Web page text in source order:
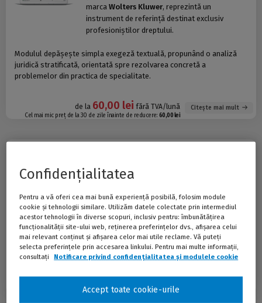
marca Wolters Kluwer, reprezintă un
instrument de referință destinat exclusiv
profesioniștilor dreptului.
Modulul depășește simpla exegeză textuală, propunând o analiză
juridică stratificată, orientată spre rezolvarea concretă a
problemelor din practica de specialitate.
de la 60,00 leifără TVA/lună
Cel mai mic preț de la 30 de zile înainte de reducere: 60,00 lei
Citește mai mult
Instruire certificată pentru conformitatea cu
noul Regulament european privind inteligența
artificială
Pregătește-ți angajații și managerii pentru utilizarea responsabilă a
inteligenței artificiale, reduce riscurile legale și demonstrează
conformitatea cu AI Act.
75,00 lei
Cel mai mic preț de la 30 de zile înainte de reducere: 75,00 lei
Confidențialitatea
Pentru a vă oferi cea mai bună experiență posibilă, folosim module
cookie și tehnologii similare. Utilizăm datele colectate prin intermediul
acestor tehnologii în diverse scopuri, inclusiv pentru: îmbunătățirea
funcționalității site-ului web, reținerea preferințelor dvs., afișarea celui
mai relevant conținut și afișarea celor mai utile reclame. Vă puteți
selecta preferințele prin accesarea linkului. Pentru mai multe informații,
consultați
Notificare privind confidențialitatea și modulele cookie
Accept toate cookie-urile